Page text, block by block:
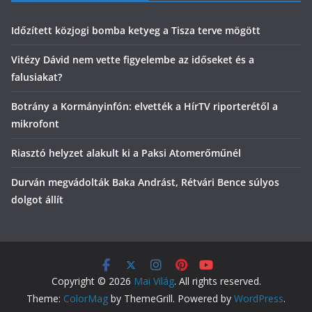
Időzített közjogi bomba ketyeg a Tisza terve mögött
Vitézy Dávid nem vette figyelembe az időseket és a
falusiakat?
Botrány a Kormányinfón: elvették a HírTV riporterétől a
mikrofont
Riasztó helyzet alakult ki a Paksi Atomerőműnél
Durván megvádolták Baka Andrást, Rétvári Bence súlyos
dolgot állít
Copyright © 2026 Mai Világ. All rights reserved.
Theme: ColorMag by ThemeGrill. Powered by WordPress.